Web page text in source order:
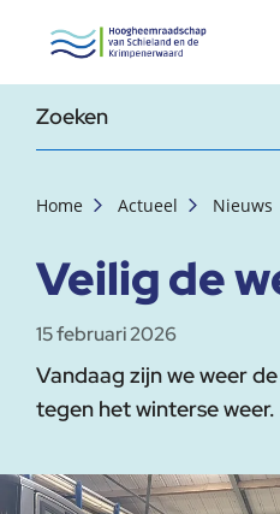
, startpagina
Zoekterm
Home Actueel Nieuws
Veilig de
15 februari 2026
Vandaag zijn we weer
tegen het winterse weer.